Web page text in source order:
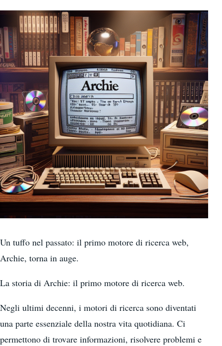
Un tuffo nel passato: il primo motore di ricerca web,
Archie, torna in auge.
La storia di Archie: il primo motore di ricerca web.
Negli ultimi decenni, i motori di ricerca sono diventati
una parte essenziale della nostra vita quotidiana. Ci
permettono di trovare informazioni, risolvere problemi e